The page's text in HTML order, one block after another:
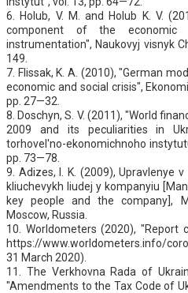
6. Holub, V. M. and Holub K. V.
component of the economic
instrumentation", Naukovyj visnyk
149.
7. Flissak, K. A. (2010), "German
economic and social crisis",
pp. 27—32.
8. Doschyn, S. V. (2011), "World
2009 and its peculiarities in
torhovel'no-ekonomichnoho
pp. 73—78.
9. Adizes, I. K. (2009), Upravlenye
kliuchevykh liudej y kompanyiu
key people and the company],
Moscow, Russia.
10. Worldometers (2020), "Report
https://www.worldometers.info/
31 March 2020).
11. The Verkhovna Rada of
"Amendments to the Tax Code of